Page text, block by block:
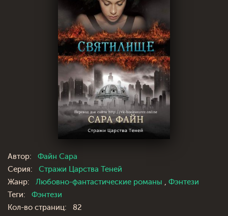
Автор:
Файн Сара
Серия:
Стражи Царства Теней
Жанр:
Любовно-фантастические романы , Фэнтези
Теги:
Фэнтези
Кол-во страниц:
82